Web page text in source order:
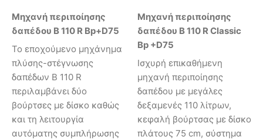
Μηχανή περιποίησης
δαπέδου B 110 R Bp+D75
Το εποχούμενο μηχάνημα
πλύσης-στέγνωσης
δαπέδων B 110 R
περιλαμβάνει δύο
βούρτσες με δίσκο καθώς
και τη λειτουργία
αυτόματης συμπλήρωσης
Μηχανή περιποίησης
δαπέδου B 110 R Classic
Bp +D75
Ισχυρή επικαθήμενη
μηχανή περιποίησης
δαπέδου με μεγάλες
δεξαμενές 110 λίτρων,
κεφαλή βούρτσας με δίσκο
πλάτους 75 cm, σύστημα